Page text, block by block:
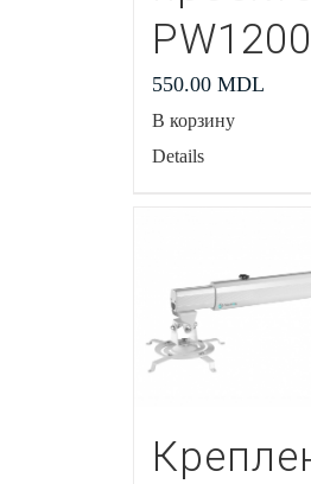
550.00 MDL
В корзину
Details